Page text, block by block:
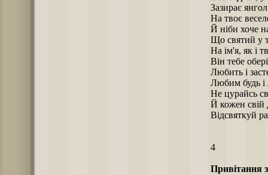
Зазирає
На твоє
Й ніби хоче
Що святий у
На ім'я, як і
Він тебе
Любить і
Любим будь і
Не цурайсь
Й кожен свій
Відсвяткуй
4
Привітання